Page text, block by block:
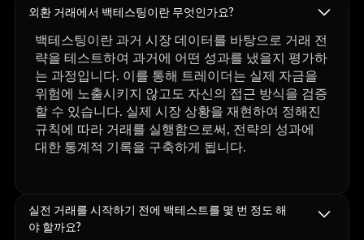
외환 거래에서 백테스팅이란 무엇인가요?
백테스팅이란 과거 시장 데이터를 바탕으로 거래 전
략을 테스트하여 과거에 어떤 성과를 냈을지 평가하
는 과정입니다. 이를 통해 트레이더는 실제 자금을
위험에 노출시키지 않고도 자신의 접근 방식을 검증
할 수 있습니다. 실제 시장 상황을 재현하여 정해진
규칙에 따라 거래를 실행함으로써, 전략의 성과에
대한 통계적 기록을 구축하게 됩니다.
실전 거래를 시작하기 전에 백테스트를 몇 번 정도 해
야 할까요?